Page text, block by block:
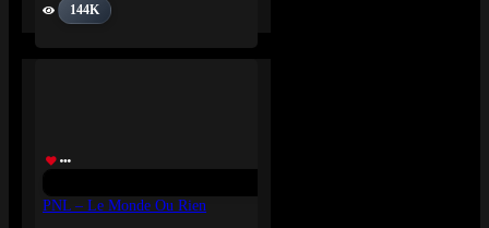
144K
PNL – Le Monde Ou Rien